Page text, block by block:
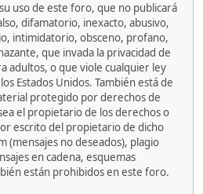
uso de este foro, que no publicará
difamatorio, inexacto, abusivo,
intimidatorio, obsceno, profano,
que invada la privacidad de
adultos, o que viole cualquier ley
Estados Unidos. También está de
protegido por derechos de
el propietario de los derechos o
escrito del propietario de dicho
(mensajes no deseados), plagio
en cadena, esquemas
están prohibidos en este foro.